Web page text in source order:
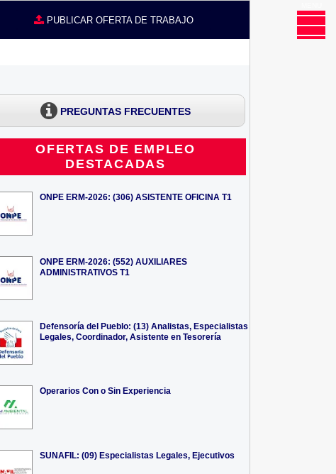
PUBLICAR OFERTA DE TRABAJO
PREGUNTAS FRECUENTES
OFERTAS DE EMPLEO
DESTACADAS
ONPE ERM-2026: (306) ASISTENTE OFICINA T1
ONPE ERM-2026: (552) AUXILIARES
ADMINISTRATIVOS T1
Defensoría del Pueblo: (13) Analistas, Especialistas
Legales, Coordinador, Asistente en Tesorería
Operarios Con o Sin Experiencia
SUNAFIL: (09) Especialistas Legales, Ejecutivos